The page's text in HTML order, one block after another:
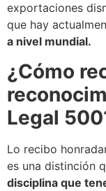
exportaciones
que hay
a nivel mundial.
¿Cómo
Legal
Lo recibo
es una distinción
disciplina que